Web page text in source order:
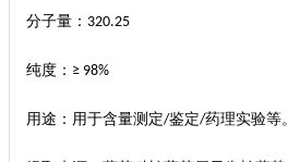
分子量： 320.25
纯度： ≥ 98%
用途：用于含量测定/鉴定/药理实验等。